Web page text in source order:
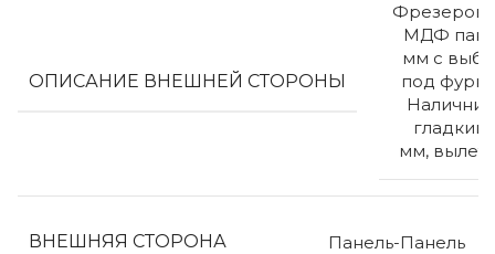
ОПИСАНИЕ ВНЕШНЕЙ СТОРОНЫ
МДФ
мм с
под
гладкий
мм, вылет
ВНЕШНЯЯ СТОРОНА Панель-Панель